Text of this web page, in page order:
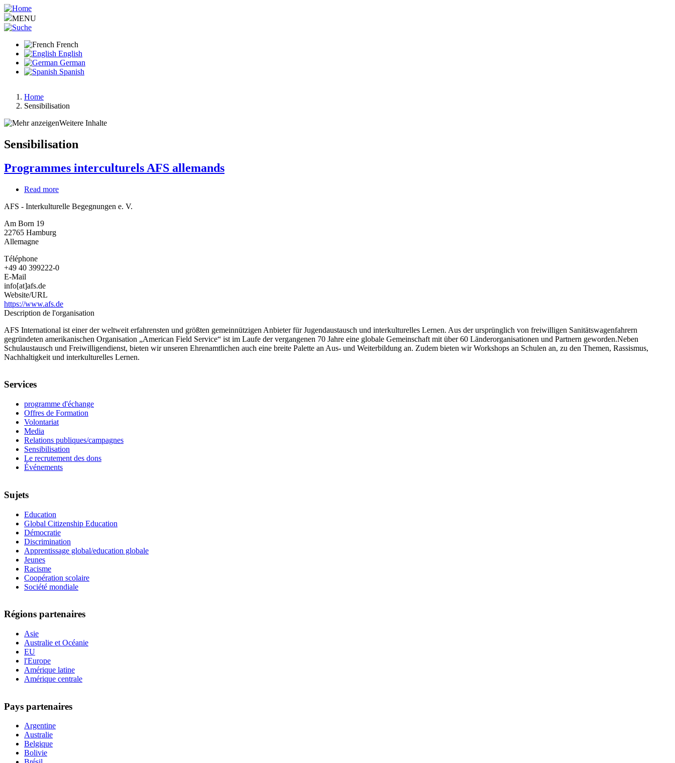
Aller
au
contenu
MENU
French
English
German
Spanish
Fil
d'Ariane
Home
Sensibilisation
Weitere Inhalte
Sensibilisation
Programmes interculturels AFS allemands
Read more
interculturels
AFS - Interkulturelle Begegnungen e. V.
Am Born 19
22765 Hamburg
Allemagne
Téléphone
+49 40 399222-0
E-Mail
info[at]afs.de
Website/URL
https://www.afs.de
Description de l'organisation
AFS International ist einer der weltweit erfahrensten und größten gemeinnützigen Anbieter für Jugendaustausch und interkulturelles Lernen. Aus der ursprünglich von freiwilligen Sanitätswagenfahrern
gegründeten amerikanischen Organisation „American Field Service“ ist im Laufe der vergangenen 70 Jahre eine globale Gemeinschaft mit über 60 Länderorganisationen und Partnern geworden.Neben
Schulaustausch und Freiwilligendienst, bieten wir unseren Ehrenamtlichen auch eine breite Palette an Aus- und Weiterbildung an. Zudem bieten wir Workshops an Schulen an, zu den Themen, Rassismus,
Nachhaltigkeit und interkulturelles Lernen.
Services
programme d'échange
Offres de Formation
Volontariat
Media
Relations publiques/campagnes
Sensibilisation
Le recrutement des dons
Événements
Sujets
Education
Global Citizenship Education
Démocratie
Discrimination
Apprentissage global/education globale
Jeunes
Racisme
Coopération scolaire
Société mondiale
Régions partenaires
Asie
Australie et Océanie
EU
l'Europe
Amérique latine
Amérique centrale
Pays partenaires
Argentine
Australie
Belgique
Bolivie